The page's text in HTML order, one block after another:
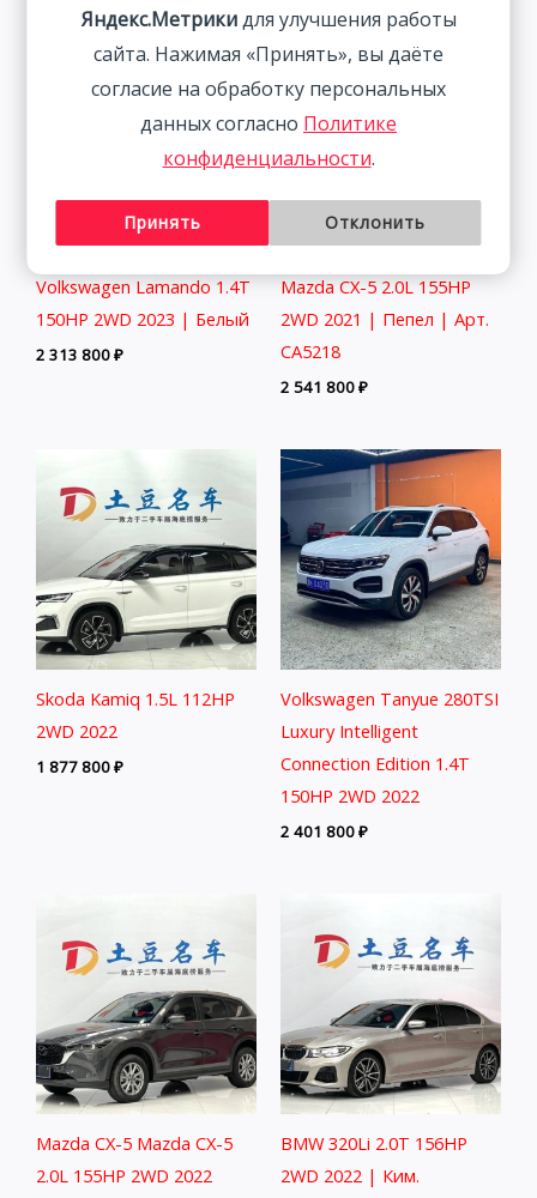
Volkswagen Lamando 1.4T
150HP 2WD 2023 | Белый
2 313 800₽
Mazda CX-5 2.0L 155HP
2WD 2021 | Пепел | Арт.
CA5218
2 541 800₽
Skoda Kamiq 1.5L 112HP
2WD 2022
1 877 800₽
Volkswagen Tanyue 280TSI
Luxury Intelligent
Connection Edition 1.4T
150HP 2WD 2022
2 401 800₽
Mazda CX-5 Mazda CX-5
2.0L 155HP 2WD 2022
BMW 320Li 2.0T 156HP
2WD 2022 | Ким.
Яндекс.Метрикидля улучшения работы
сайта. Нажимая «Принять», вы даёте
согласие на обработку персональных
данных согласно Политике
конфиденциальности.
Принять Отклонить